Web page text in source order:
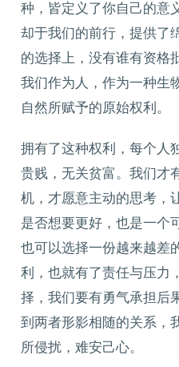
种，皆定义了你自己的意
却于我们的前行，提供了
的选择上，没有谁有资格
我们作为人，作为一种生
自然所赋予的原始权利。
拥有了这种权利，每个人
贵贱，无关贫富。我们才
机，才愿意主动的思考，
是否想要更好，也是一个
也可以选择一份越来越差
利，也就有了责任与压力
择，我们要有勇气承担后
到两者形影相随的关系，
所侵扰，难安己心。